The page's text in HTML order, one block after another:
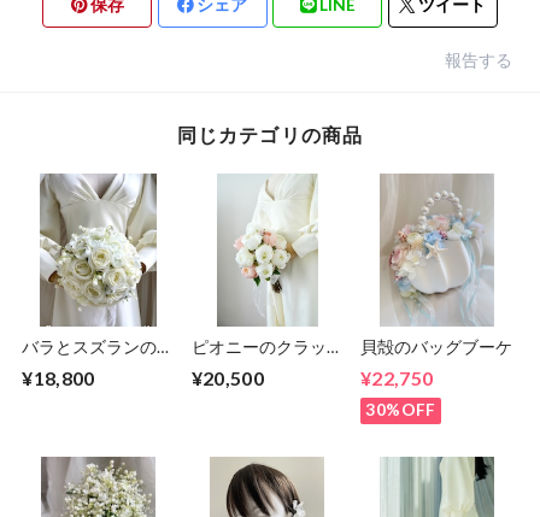
保存 シェア LINE ツイート
報告する
同じカテゴリの商品
バラとスズランのラ
¥18,800
ピオニーのクラッチ
¥20,500
貝殻のバッグブーケ
¥22,750
30%OFF